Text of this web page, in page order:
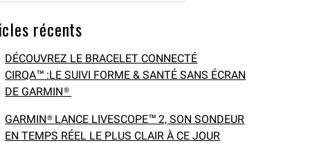
récents
DÉCOUVREZ LE BRACELET CONNECTÉ
CIRQA™ :LE SUIVI FORME & SANTÉ SANS ÉCRAN
DE GARMIN®
GARMIN® LANCE LIVESCOPE™ 2, SON SONDEUR
EN TEMPS RÉEL LE PLUS CLAIR À CE JOUR